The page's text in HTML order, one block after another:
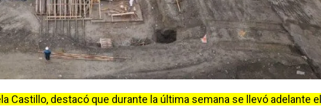
Castillo, destacó que durante la última semana se llevó adelante el